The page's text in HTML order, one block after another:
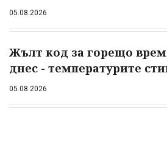
05.08.2026
Жълт код за горещо
днес - температурите
05.08.2026